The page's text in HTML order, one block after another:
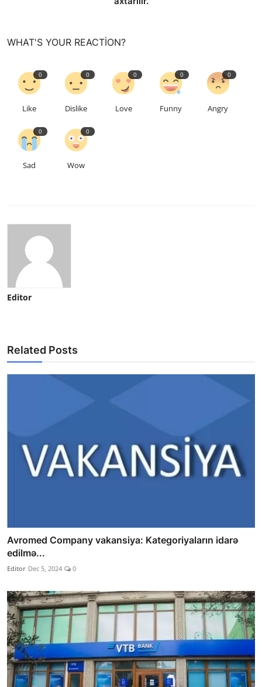
WHAT'S YOUR REACTION?
0
Like
0
Dislike
0
Love
0
Funny
0
Angry
0
Sad
0
Wow
Editor
Related Posts
Avromed Company vakansiya: Kategoriyaların idarə
edilmə...
Editor Dec 5, 2024 0